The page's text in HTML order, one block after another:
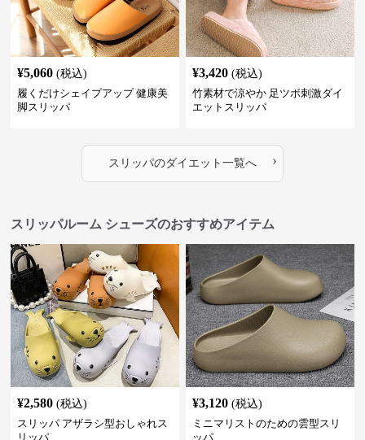
¥5,060 (税込)
履くだけシェイプアップ 健康美
脚スリッパ
¥3,420 (税込)
竹素材で涼やか 足ツボ刺激ダイ
エットスリッパ
スリッパのダイエット 一覧へ ›
スリッパルーム シューズのおすすめアイテム
¥2,580 (税込)
スリッパ アザラシ型おしゃれス
リッパ
¥3,120 (税込)
ミニマリストのための雲型スリ
ッパ